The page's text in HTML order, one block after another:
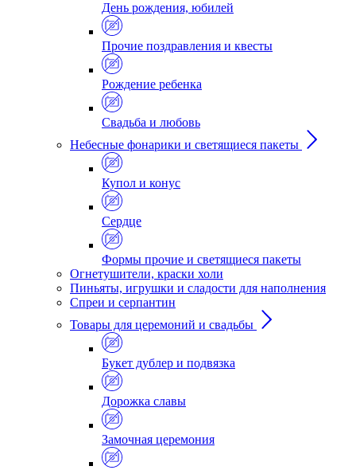
День рождения, юбилей
Прочие поздравления и квесты
Рождение ребенка
Свадьба и любовь
Небесные фонарики и светящиеся пакеты
Купол и конус
Сердце
Формы прочие и светящиеся пакеты
Огнетушители, краски холи
Пиньяты, игрушки и сладости для наполнения
Спреи и серпантин
Товары для церемоний и свадьбы
Букет дублер и подвязка
Дорожка славы
Замочная церемония